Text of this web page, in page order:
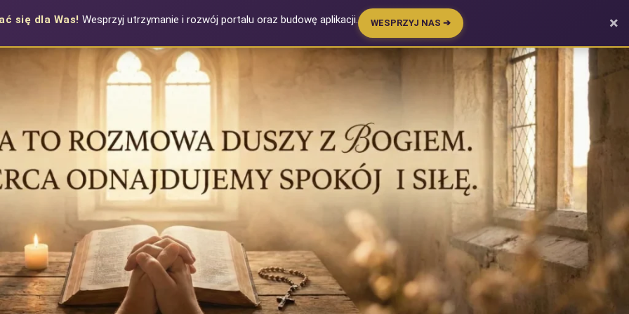
się dla Was! Wesprzyj utrzymanie i rozwój portalu oraz budowę aplikacji. WESPRZYJ NAS ➔ ×